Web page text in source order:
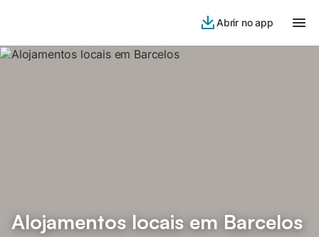
Abrir no app
Alojamentos locais em Barcelos